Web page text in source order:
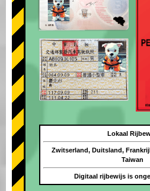
Lokaal
Zwitserland, Duitsland,
Taiwan
Digitaal rijbewijs is